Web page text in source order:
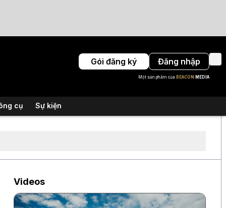
Gói đăng ký Đăng nhập
Một sản phẩm của BEACON MEDIA
cụ Sự kiện
Videos